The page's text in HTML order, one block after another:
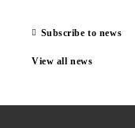
Subscribe to news
View all news